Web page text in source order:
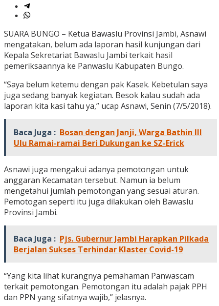
SUARA BUNGO – Ketua Bawaslu Provinsi Jambi, Asnawi
mengatakan, belum ada laporan hasil kunjungan dari
Kepala Sekretariat Bawaslu Jambi terkait hasil
pemeriksaannya ke Panwaslu Kabupaten Bungo.
“Saya belum ketemu dengan pak Kasek. Kebetulan saya
juga sedang banyak kegiatan. Besok kalau sudah ada
laporan kita kasi tahu ya,” ucap Asnawi, Senin (7/5/2018).
Baca Juga : Bosan dengan Janji, Warga Bathin III
Ulu Ramai-ramai Beri Dukungan ke SZ-Erick
Asnawi juga mengakui adanya pemotongan untuk
anggaran Kecamatan tersebut. Namun ia belum
mengetahui jumlah pemotongan yang sesuai aturan.
Pemotogan seperti itu juga dilakukan oleh Bawaslu
Provinsi Jambi.
Baca Juga : Pjs. Gubernur Jambi Harapkan Pilkada
Berjalan Sukses Terhindar Klaster Covid-19
“Yang kita lihat kurangnya pemahaman Panwascam
terkait pemotongan. Pemotongan itu adalah pajak PPH
dan PPN yang sifatnya wajib,” jelasnya.